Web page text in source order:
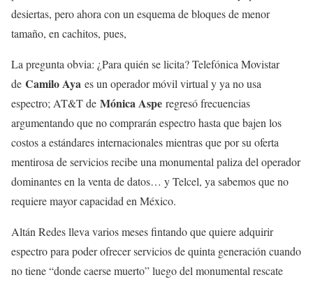
desiertas, pero ahora con un esquema de bloques de menor
tamaño, en cachitos, pues,
La pregunta obvia: ¿Para quién se licita? Telefónica Movistar
de Camilo Aya es un operador móvil virtual y ya no usa
espectro; AT&T de Mónica Aspe regresó frecuencias
argumentando que no comprarán espectro hasta que bajen los
costos a estándares internacionales mientras que por su oferta
mentirosa de servicios recibe una monumental paliza del operador
dominantes en la venta de datos… y Telcel, ya sabemos que no
requiere mayor capacidad en México.
Altán Redes lleva varios meses fintando que quiere adquirir
espectro para poder ofrecer servicios de quinta generación cuando
no tiene “donde caerse muerto” luego del monumental rescate